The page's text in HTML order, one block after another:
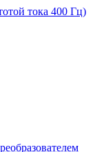
тока 400 Гц)